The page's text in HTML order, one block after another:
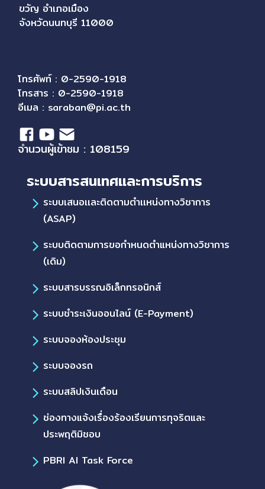
ขวัญ อำเภอเมือง
จังหวัดนนทบุรี 11000
โทรศัพท์ : 0-2590-1918
โทรสาร : 0-2590-1918
อีเมล : saraban@pi.ac.th
จำนวนผู้เข้าชม : 108159
ระบบสารสนเทศและการบริการ
ระบบเสนอเเละติดตามตำเเหน่งทางวิชาการ
(ASAP)
ระบบติดตามการขอกำหนดตำแหน่งทางวิชาการ
(เดิม)
ระบบสารบรรณอิเล็กทรอนิกส์
ระบบชำระเงินออนไลน์ (E-Payment)
ระบบจองห้องประชุม
ระบบจองรถ
ระบบสลิปเงินเดือน
ช่องทางแจ้งเรื่องร้องเรียนการทุจริตและ
ประพฤติมิชอบ
PBRI AI Task Force